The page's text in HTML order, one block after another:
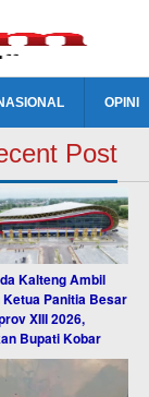
OPINI
Post
Kalteng Ambil
Ketua Panitia Besar
XIII 2026,
Bupati Kobar